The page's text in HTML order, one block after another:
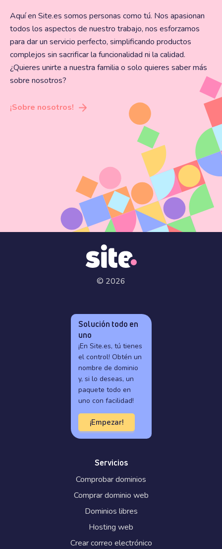
Aquí en Site.es somos personas como tú. Nos apasionan
todos los aspectos de nuestro trabajo, nos esforzamos
para dar un servicio perfecto, simplificando productos
complejos sin sacrificar la funcionalidad ni la calidad.
¿Quieres unirte a nuestra familia o solo quieres saber más
sobre nosotros?
¡Sobre nosotros!
© 2026
Solución todo en
uno
¡En Site.es, tú tienes
el control! Obtén un
nombre de dominio
y, si lo deseas, un
paquete todo en
uno con facilidad!
¡Empezar!
Servicios
Comprobar dominios
Comprar dominio web
Dominios libres
Hosting web
Crear correo electrónico